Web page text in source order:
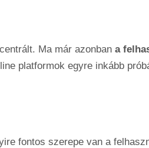
Ma már azonban a
platformok egyre inkább
fontos szerepe van a